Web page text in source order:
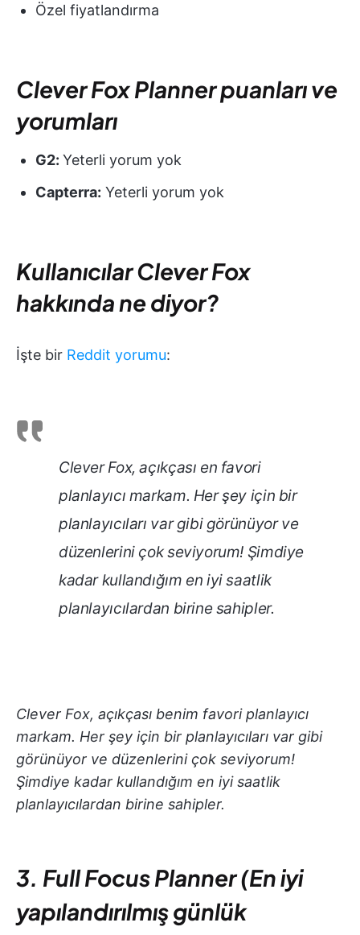
Özel fiyatlandırma
Clever Fox Planner puanları ve
yorumları
G2: Yeterli yorum yok
Capterra: Yeterli yorum yok
Kullanıcılar Clever Fox
hakkında ne diyor?
İşte bir Reddit yorumu:
Clever Fox, açıkçası en favori
planlayıcı markam. Her şey için bir
planlayıcıları var gibi görünüyor ve
düzenlerini çok seviyorum! Şimdiye
kadar kullandığım en iyi saatlik
planlayıcılardan birine sahipler.
Clever Fox, açıkçası benim favori planlayıcı
markam. Her şey için bir planlayıcıları var gibi
görünüyor ve düzenlerini çok seviyorum!
Şimdiye kadar kullandığım en iyi saatlik
planlayıcılardan birine sahipler.
3. Full Focus Planner (En iyi
yapılandırılmış günlük